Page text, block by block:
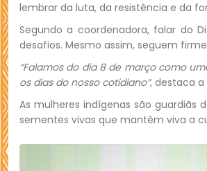
lembrar da luta, da resistência e da
Segundo a coordenadora, falar do
desafios. Mesmo assim, seguem
“Falamos do dia 8 de março como
os dias do nosso cotidiano”, destaca
As mulheres indígenas são
sementes vivas que mantêm viva a